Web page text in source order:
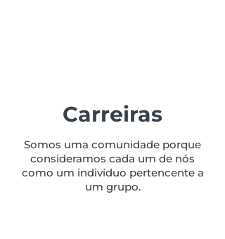
Carreiras
Somos uma comunidade porque
consideramos cada um de nós
como um indivíduo pertencente a
um grupo.